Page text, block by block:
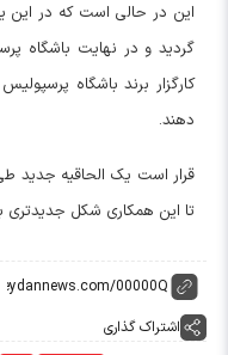
این در حالی است که در این
گردید و در نهایت باشگاه
کارگزار برند باشگاه
دهند.
قرار است یک الحاقیه جدید
تا این همکاری شکل جدیدتری
اشتراک گذاری